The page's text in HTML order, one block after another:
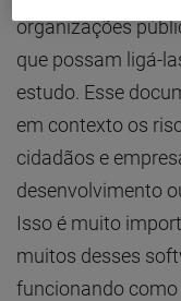
organizações
que possam ligá-
estudo. Esse
em contexto os
cidadãos e
desenvolvimento
Isso é muito
muitos desses
funcionando